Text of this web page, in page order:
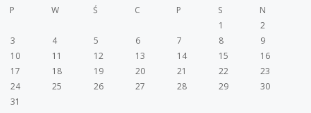
P
W Ś C P S
N
1
2
3
4 5 6 7 8
9
10
11 12 13 14 15
16
17
18 19 20 21 22
23
24
25 26 27 28 29
30
31